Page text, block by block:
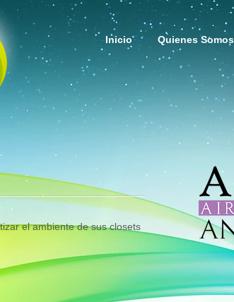
Inicio Quienes Somos
el ambiente de sus closets